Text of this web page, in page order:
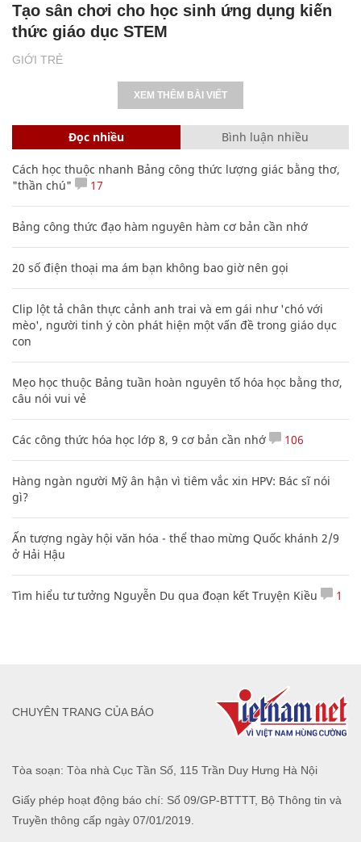
GIỚI TRẺ
Tạo sân chơi cho học sinh ứng dụng kiến
thức giáo dục STEM
XEM THÊM BÀI VIẾT
Đọc nhiều Bình luận nhiều
Cách học thuộc nhanh Bảng công thức lượng giác bằng thơ,
"thần chú"
17
Bảng công thức đạo hàm nguyên hàm cơ bản cần nhớ
20 số điện thoại ma ám bạn không bao giờ nên gọi
Clip lột tả chân thực cảnh anh trai và em gái như 'chó với
mèo', người tinh ý còn phát hiện một vấn đề trong giáo dục
con
Mẹo học thuộc Bảng tuần hoàn nguyên tố hóa học bằng thơ,
câu nói vui vẻ
Các công thức hóa học lớp 8, 9 cơ bản cần nhớ 106
Hàng ngàn người Mỹ ân hận vì tiêm vắc xin HPV: Bác sĩ nói
gì?
Ấn tượng ngày hội văn hóa - thể thao mừng Quốc khánh 2/9
ở Hải Hậu
Tìm hiểu tư tưởng Nguyễn Du qua đoạn kết Truyện Kiều 1
Tòa soạn: Tòa nhà Cục Tần Số, 115 Trần Duy Hưng Hà Nội
Giấy phép hoạt động báo chí: Số 09/GP-BTTTT, Bộ Thông tin và
Truyền thông cấp ngày 07/01/2019.
CHUYÊN TRANG CỦA BÁO